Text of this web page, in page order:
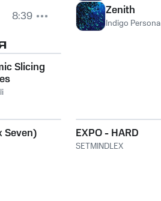
8:39
Zenith
Indigo Persona
Slicing
Seven) EXPO - HARD
SETMINDLEX